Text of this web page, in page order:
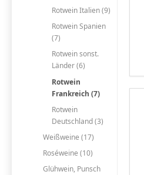
Rotwein Italien (9)
Rotwein Spanien
(7)
Rotwein sonst.
Länder (6)
Rotwein
Frankreich (7)
Rotwein
Deutschland (3)
Weißweine (17)
Roséweine (10)
Glühwein, Punsch